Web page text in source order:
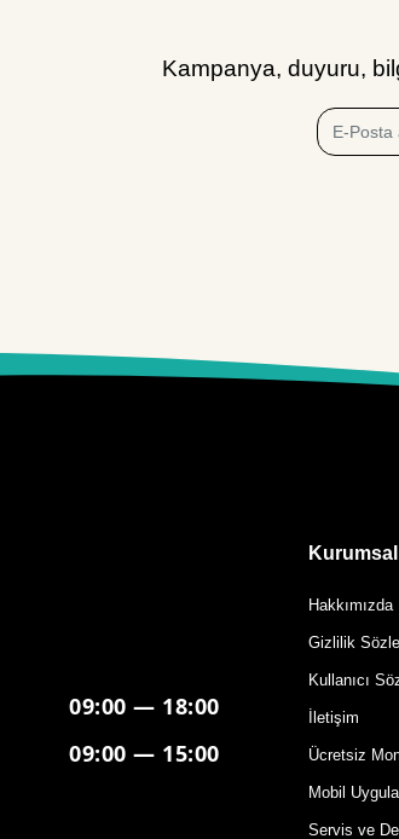
Kampanya, duyuru,
09:00 — 18:00
09:00 — 15:00
Kurumsal
Hakkımızda
Gizlilik
Kullanıcı
İletişim
Ücretsiz
Mobil
Servis ve